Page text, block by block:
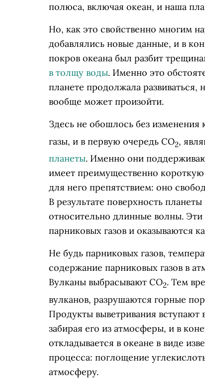
полюса, включая океан, и наша
Но, как это свойственно многим
добавлялись новые данные, и в
покров океана был разбит
в толщу воды. Именно это
планете продолжала развиваться,
вообще может произойти.
Здесь не обошлось без
газы, и в первую очередь СО2,
планеты. Именно они
имеет преимущественно
для него препятствием: оно
В результате поверхность
относительно длинные волны.
парниковых газов и оказываются
Не будь парниковых газов,
содержание парниковых газов в
Вулканы выбрасывают СО2. Тем
вулканов, разрушаются горные
Продукты выветривания
забирая его из атмосферы, и в
откладывается в океане в виде
процесса: поглощение
атмосферу.